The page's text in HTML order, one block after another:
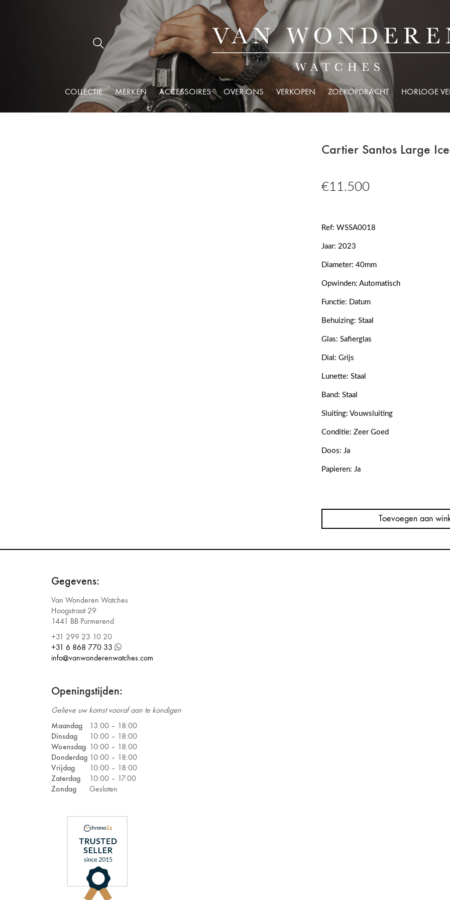
COLLECTIE MERKEN ACCESSOIRES OVER ONS VERKOPEN ZOEKOPDRACHT HORLOGE
Cartier Santos Large
€11.500
Ref: WSSA0018
Jaar: 2023
Diameter: 40mm
Opwinden: Automatisch
Functie: Datum
Behuizing: Staal
Glas: Safierglas
Dial: Grijs
Lunette: Staal
Band: Staal
Sluiting: Vouwsluiting
Conditie: Zeer Goed
Doos: Ja
Papieren: Ja
Large
Out
WSSA0018
Toevoegen aan
Gegevens:
Van Wonderen Watches
Hoogstraat 29
1441 BB Purmerend
+31 299 23 10 20
+31 6 868 770 33
info@vanwonderenwatches.com
Openingstijden:
Gelieve uw komst vooraf aan te kondigen
Maandag
13:00 – 18:00
Dinsdag
10:00 – 18:00
Woensdag 10:00 – 18:00
Donderdag 10:00 – 18:00
Vrijdag
10:00 – 18:00
Zaterdag
10:00 – 17:00
Zondag
Gesloten